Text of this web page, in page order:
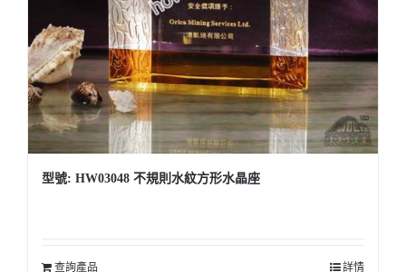
型號: HW03048 不規則水紋方形水晶座
查詢產品 詳情